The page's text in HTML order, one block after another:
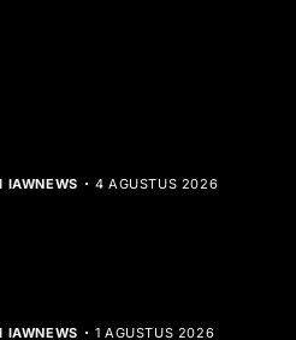
IAWNEWS 4 AGUSTUS 2026
IAWNEWS 1 AGUSTUS 2026